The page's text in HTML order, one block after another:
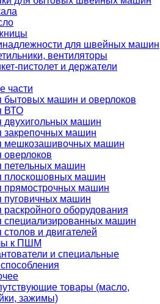
для швейных машин
вентиляторы
пистолет и держатели
части
бытовых машин и оверлоков
ВТО
двухигольных машин
закрепочных машин
мешкозашивочных машин
оверлоков
петельных машин
плоскошовных машин
прямострочных машин
пуговичных машин
раскройного оборудования
специализированных машин
столов и двигателей
к ПШМ
и специальные
товары (масло,
зажимы)